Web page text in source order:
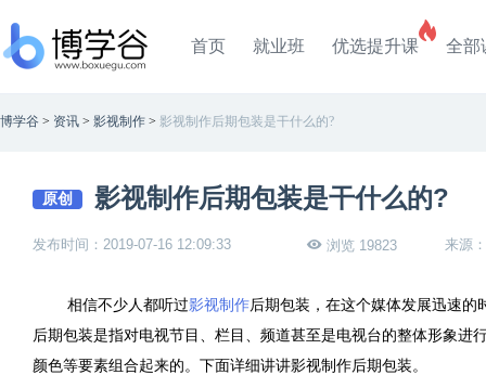
首页 就业班 优选提升课 全部
博学谷 > 资讯 > 影视制作 > 影视制作后期包装是干什么的?
原创 影视制作后期包装是干什么的?
发布时间：2019-07-16 12:09:33 浏览 19823 来源
相信不少人都听过影视制作后期包装，在这个媒体发展迅速的
后期包装是指对电视节目、栏目、频道甚至是电视台的整体形象
颜色等要素组合起来的。下面详细讲讲影视制作后期包装。